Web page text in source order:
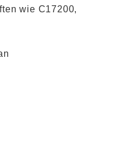
wie C17200,